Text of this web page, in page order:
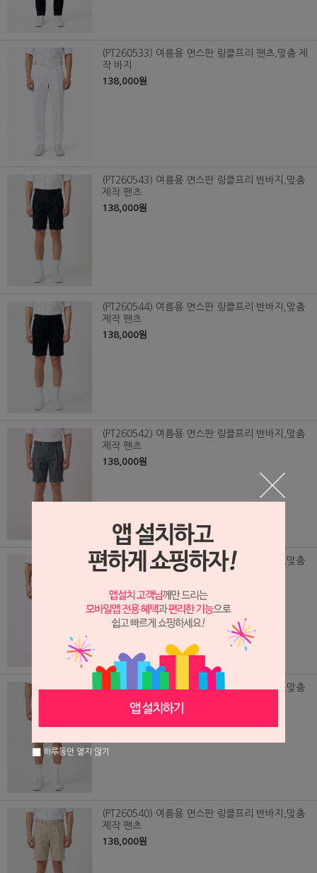
(PT260533) 여름용 면스판 링클프리 팬츠,맞춤 제
작 바지
138,000원
(PT260543) 여름용 면스판 링클프리 반바지,맞춤
제작 팬츠
138,000원
(PT260544) 여름용 면스판 링클프리 반바지,맞춤
제작 팬츠
138,000원
(PT260542) 여름용 면스판 링클프리 반바지,맞춤
제작 팬츠
138,000원
(PT260541) 여름용 면스판 링클프리 반바지,맞춤
제작 팬츠
138,000원
(PT260539) 여름용 면스판 링클프리 반바지,맞춤
138,000원
(PT260540) 여름용 면스판 링클프리 반바지,맞춤
제작 팬츠
138,000원
하루동안 열지 않기